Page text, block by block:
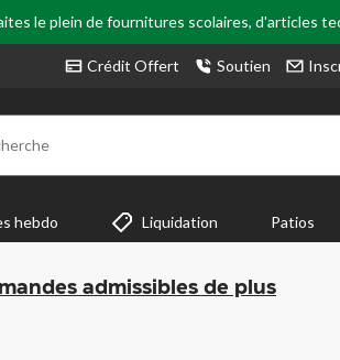
le plein de fournitures scolaires, d'articles
Crédit Offert Soutien
hebdo Liquidation Patios
admissibles de plus